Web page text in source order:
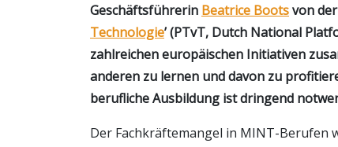
Geschäftsführerin Beatrice Bootsvon
Technologie’ (PTvT, Dutch National
zahlreichen europäischen Initiativen
anderen zu lernen und davon zu
berufliche Ausbildung ist dringend
Der Fachkräftemangel in MINT-Berufen